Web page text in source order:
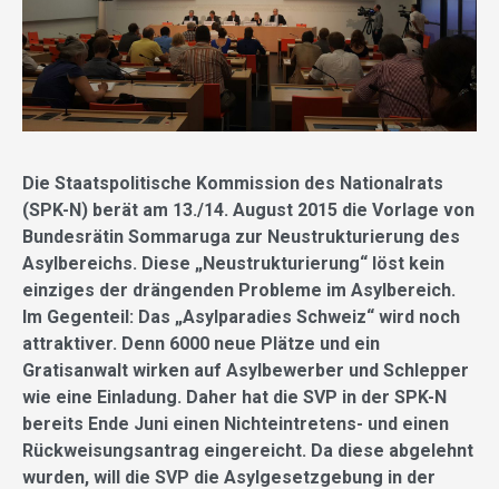
Die Staatspolitische Kommission des Nationalrats
(SPK-N) berät am 13./14. August 2015 die Vorlage von
Bundesrätin Sommaruga zur Neustrukturierung des
Asylbereichs. Diese „Neustrukturierung“ löst kein
einziges der drängenden Probleme im Asylbereich.
Im Gegenteil: Das „Asylparadies Schweiz“ wird noch
attraktiver. Denn 6000 neue Plätze und ein
Gratisanwalt wirken auf Asylbewerber und Schlepper
wie eine Einladung. Daher hat die SVP in der SPK-N
bereits Ende Juni einen Nichteintretens- und einen
Rückweisungsantrag eingereicht. Da diese abgelehnt
wurden, will die SVP die Asylgesetzgebung in der